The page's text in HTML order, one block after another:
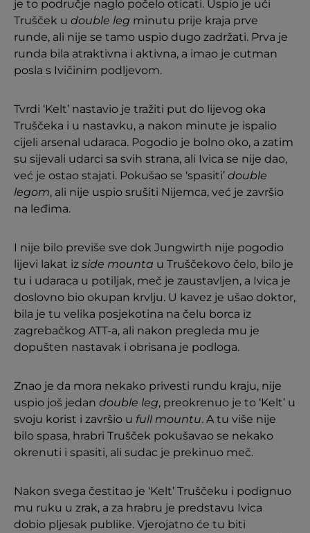
je to područje naglo počelo oticati. Uspio je ući
Trušček u double leg minutu prije kraja prve
runde, ali nije se tamo uspio dugo zadržati. Prva je
runda bila atraktivna i aktivna, a imao je cutman
posla s Ivičinim podljevom.
Tvrdi ‘Kelt’ nastavio je tražiti put do lijevog oka
Truščeka i u nastavku, a nakon minute je ispalio
cijeli arsenal udaraca. Pogodio je bolno oko, a zatim
su sijevali udarci sa svih strana, ali Ivica se nije dao,
već je ostao stajati. Pokušao se ‘spasiti’ double
legom, ali nije uspio srušiti Nijemca, već je završio
na leđima.
I nije bilo previše sve dok Jungwirth nije pogodio
lijevi lakat iz side mounta u Truščekovo čelo, bilo je
tu i udaraca u potiljak, meč je zaustavljen, a Ivica je
doslovno bio okupan krvlju. U kavez je ušao doktor,
bila je tu velika posjekotina na čelu borca iz
zagrebačkog ATT-a, ali nakon pregleda mu je
dopušten nastavak i obrisana je podloga.
Znao je da mora nekako privesti rundu kraju, nije
uspio još jedan double leg, preokrenuo je to ‘Kelt’ u
svoju korist i završio u full mountu. A tu više nije
bilo spasa, hrabri Trušček pokušavao se nekako
okrenuti i spasiti, ali sudac je prekinuo meč.
Nakon svega čestitao je ‘Kelt’ Truščeku i podignuo
mu ruku u zrak, a za hrabru je predstavu Ivica
dobio pljesak publike. Vjerojatno će tu biti